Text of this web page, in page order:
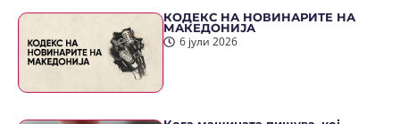
КОДЕКС НА НОВИНАРИТЕ НА
МАКЕДОНИЈА
6 јули 2026